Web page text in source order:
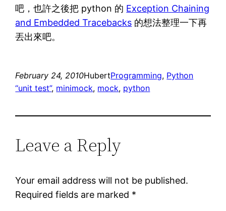
吧，也許之後把 python 的 Exception Chaining
and Embedded Tracebacks 的想法整理一下再
丟出來吧。
February 24, 2010HubertProgramming, Python
“unit test”, minimock, mock, python
Leave a Reply
Your email address will not be published.
Required fields are marked *